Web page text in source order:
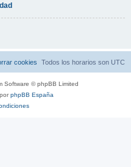
Todos los horarios son UTC
cookies
Software © phpBB Limited
phpBB España